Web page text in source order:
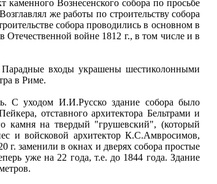
каменного Вознесенского собора по просьбе
же работы по строительству собора
собора проводились в основном в
Отечественной войне 1812 г., в том числе и в
входы украшены шестиколонными
в Риме.
С уходом И.И.Русско здание собора было
отставного архитектора Бельтрами и
камня на твердый "грушевский", (который
и войсковой архитектор К.С.Амвросимов,
г. заменили в окнах и дверях собора простые
уже на 22 года, т.е. до 1844 года. Здание